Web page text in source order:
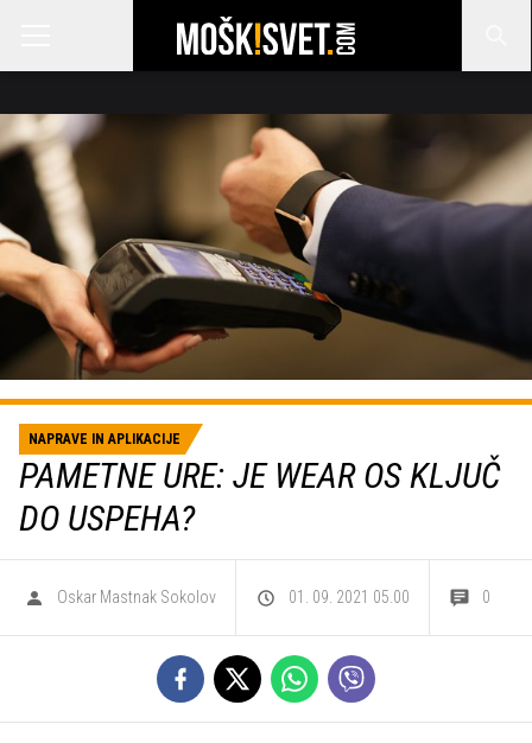
NAPRAVE IN APLIKACIJE
PAMETNE URE: JE WEAR OS KLJUČ
DO USPEHA?
Oskar Mastnak Sokolov 01. 09. 2021 05.00 0